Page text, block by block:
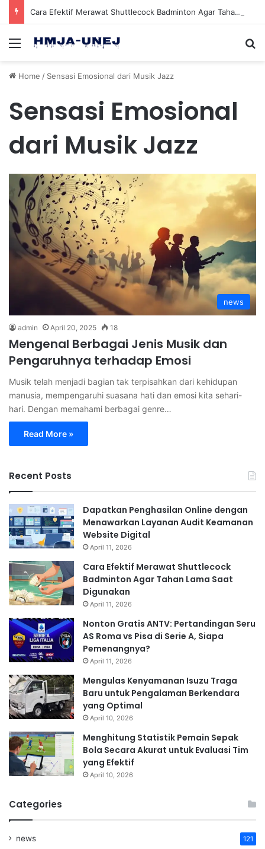
Cara Efektif Merawat Shuttlecock Badminton Agar Tahan Lama Saat Digunakan
Menu
Home / Sensasi Emosional dari Musik Jazz
Sensasi Emosional
dari Musik Jazz
news
admin April 20, 2025 18
Mengenal Berbagai Jenis Musik dan
Pengaruhnya terhadap Emosi
Musik telah menjadi bagian tak terpisahkan dari kehidupan
manusia, mempengaruhi suasana hati dan emosi kita sehari-
hari. Dengan memahami berbagai genre…
Read More »
Recent Posts
Dapatkan Penghasilan Online dengan
Menawarkan Layanan Audit Keamanan
Website Digital
April 11, 2026
Cara Efektif Merawat Shuttlecock
Badminton Agar Tahan Lama Saat
Digunakan
April 11, 2026
Nonton Gratis ANTV: Pertandingan Seru
AS Roma vs Pisa di Serie A, Siapa
Pemenangnya?
April 11, 2026
Mengulas Kenyamanan Isuzu Traga
Baru untuk Pengalaman Berkendara
yang Optimal
April 10, 2026
Menghitung Statistik Pemain Sepak
Bola Secara Akurat untuk Evaluasi Tim
yang Efektif
April 10, 2026
Categories
news 121